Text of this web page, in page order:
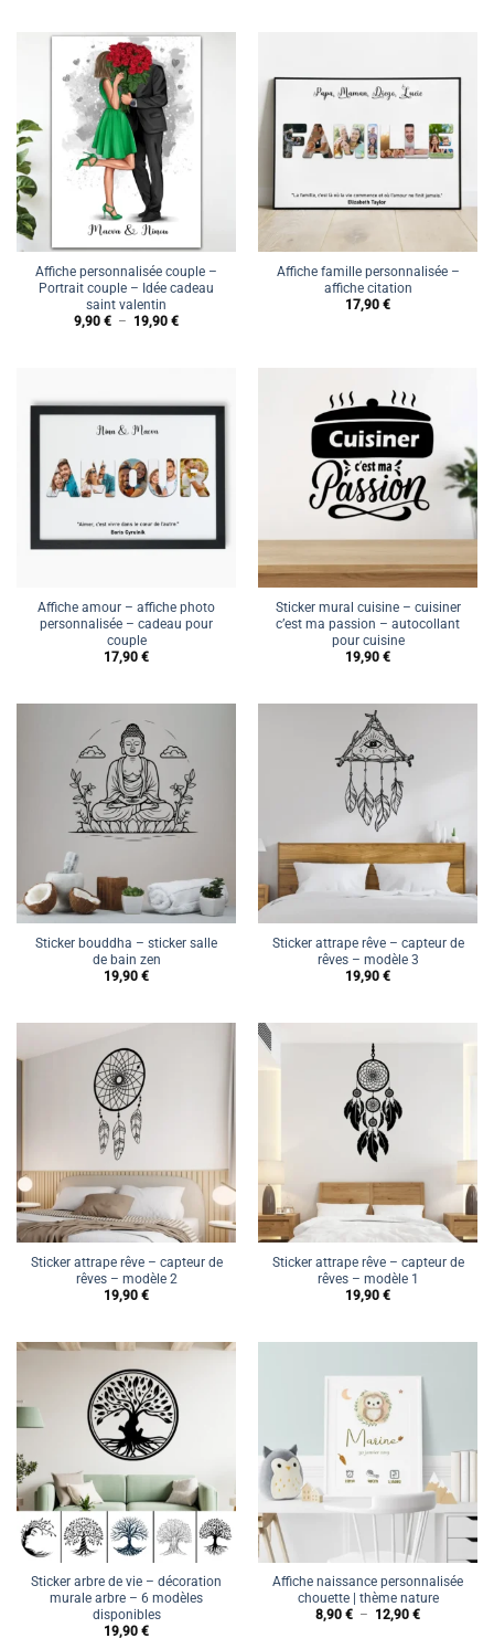
Affiche personnalisée couple –
Portrait couple – Idée cadeau
saint valentin
9,90 € – 19,90 €Plage
Affiche famille personnalisée –
affiche citation
17,90 €
Affiche amour – affiche photo
personnalisée – cadeau pour
couple
17,90 €
Sticker mural cuisine – cuisiner
c’est ma passion – autocollant
pour cuisine
19,90 €
Sticker bouddha – sticker salle
de bain zen
19,90 €
Sticker attrape rêve – capteur de
rêves – modèle 3
19,90 €
Sticker attrape rêve – capteur de
rêves – modèle 2
19,90 €
Sticker attrape rêve – capteur de
rêves – modèle 1
19,90 €
Sticker arbre de vie – décoration
murale arbre – 6 modèles
disponibles
19,90 €
Affiche naissance personnalisée
chouette | thème nature
8,90 € – 12,90 €Plage